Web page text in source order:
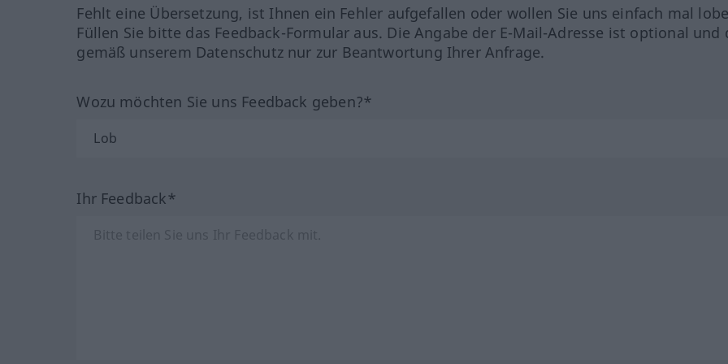
Fehlt eine Übersetzung, ist Ihnen ein Fehler aufgefallen oder wollen Sie uns einfach mal
Füllen Sie bitte das Feedback-Formular aus. Die Angabe der E-Mail-Adresse ist optional und
gemäß unserem Datenschutz nur zur Beantwortung Ihrer Anfrage.
Wozu möchten Sie uns Feedback geben?*
Ihr Feedback*